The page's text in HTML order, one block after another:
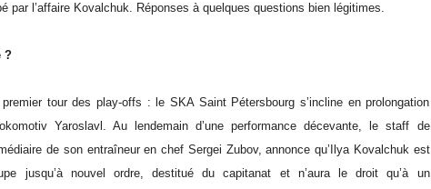
par l’affaire Kovalchuk. Réponses à quelques questions bien légitimes.
?
tour des play-offs : le SKA Saint Pétersbourg s’incline en prolongation
Yaroslavl. Au lendemain d’une performance décevante, le staff de
de son entraîneur en chef Sergei Zubov, annonce qu’Ilya Kovalchuk est
jusqu’à nouvel ordre, destitué du capitanat et n’aura le droit qu’à un